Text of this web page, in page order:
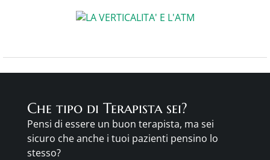
Che tipo di Terapista sei?
Pensi di essere un buon terapista, ma sei
sicuro che anche i tuoi pazienti pensino lo
stesso?